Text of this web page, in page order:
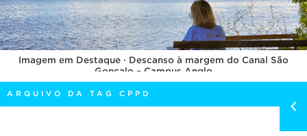
EDITAIS
INTERNACIONAL
OUVIDORIA
PORTARIAS
TELEFONES
Imagem em Destaque · Descanso à margem do Canal São
Gonçalo – Campus Anglo
ARQUIVO DA TAG CPPD